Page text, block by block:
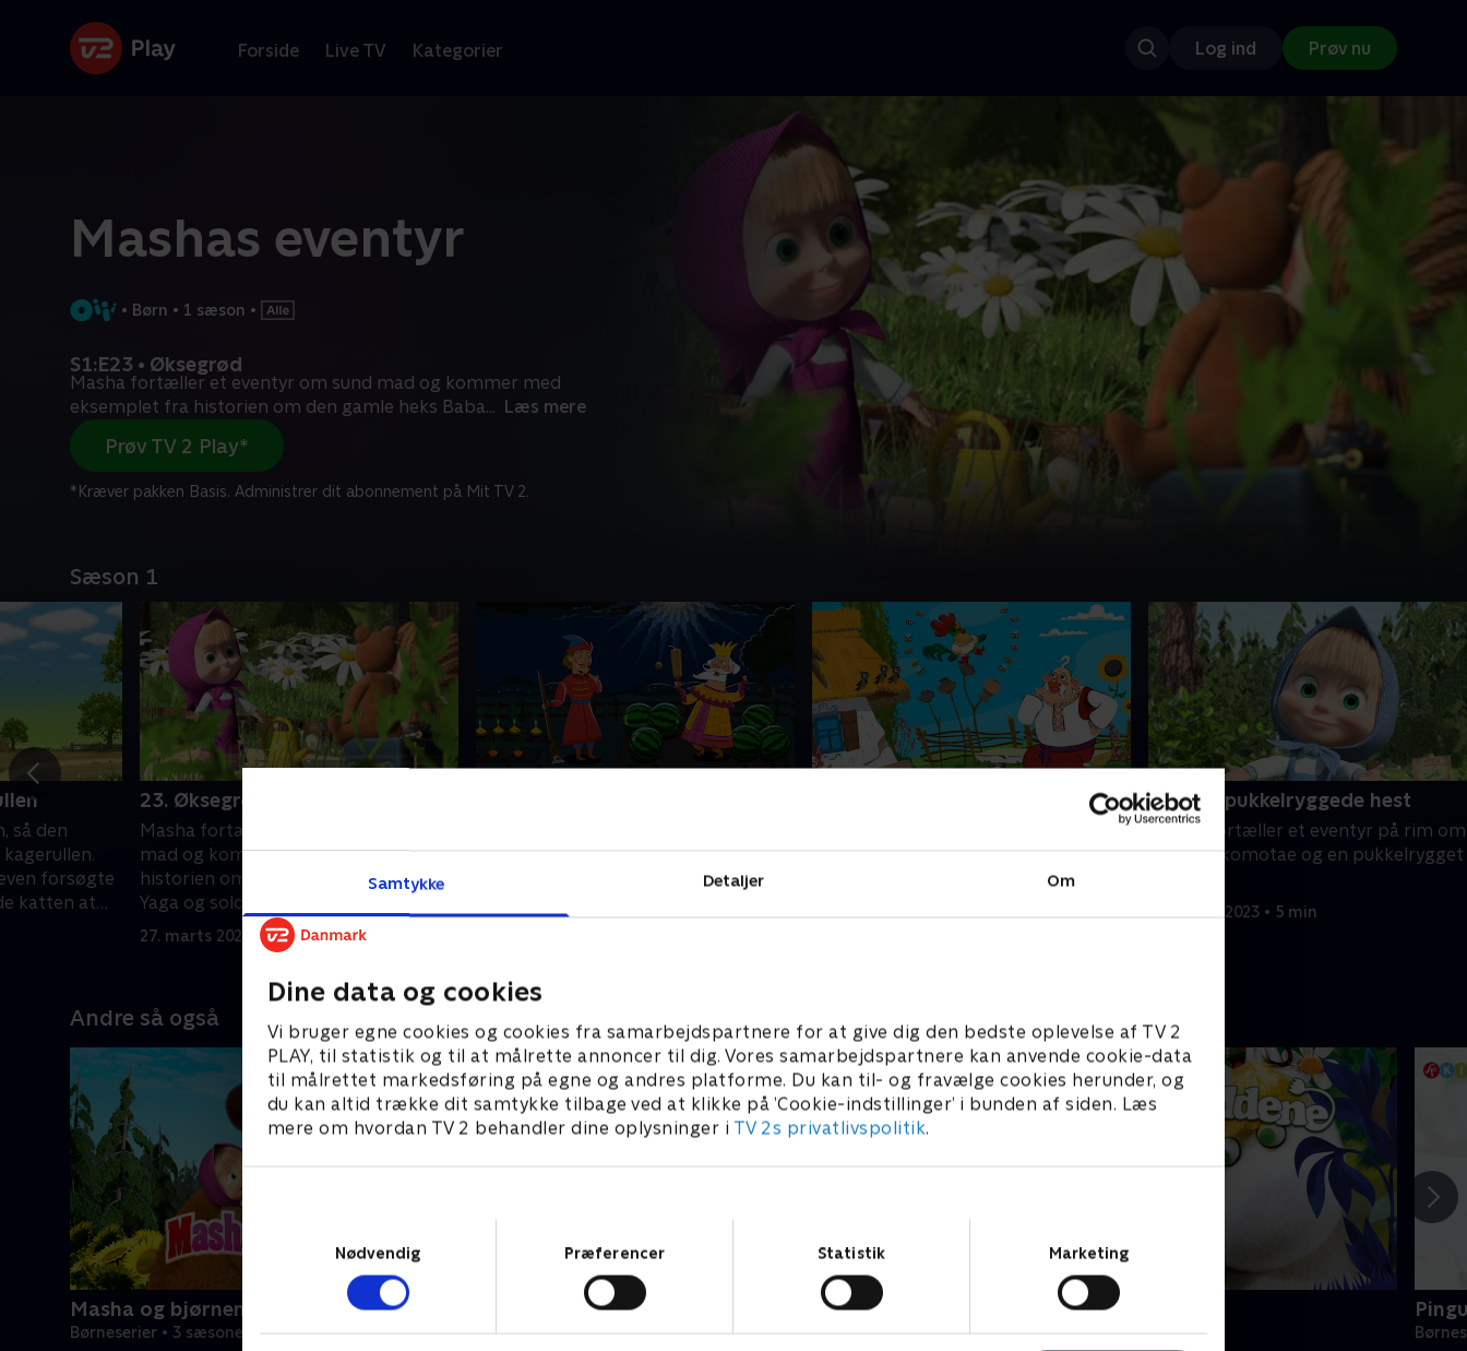
Samtykke Detaljer Om
Dine data og cookies
Vi bruger egne cookies og cookies fra samarbejdspartnere for at give dig den bedste oplevelse af TV 2
PLAY, til statistik og til at målrette annoncer til dig. Vores samarbejdspartnere kan anvende cookie-data
til målrettet markedsføring på egne og andres platforme. Du kan til- og fravælge cookies herunder, og
du kan altid trække dit samtykke tilbage ved at klikke på ’Cookie-indstillinger’ i bunden af siden. Læs
mere om hvordan TV 2 behandler dine oplysninger i TV 2s privatlivspolitik.
Nødvendig
Præferencer Statistik Marketing
Forside Live TV Kategorier Log ind Prøv nu
Mashas eventyr
• Børn • 1 sæson •
S1:E23 • Øksegrød
Masha fortæller et eventyr om sund mad og kommer med
eksemplet fra historien om den gamle heks Baba... Læs mere
Prøv TV 2 Play*
*Kræver pakken Basis. Administrer dit abonnement på Mit TV 2.
Sæson 1
så den
forsøgte
katten at
23. Øksegrød
Masha fortæller et eventyr om sund
mad og kommer med eksemplet fra
historien om den gamle heks Baba
Yaga og soldaten. Kender du den
historie?.
27. marts 2023 • 5 min
Yegor ud i skoven, men her møder
Der var engang en gammel mand, der
dag stiller en ond ged sig tæt ved den
26. Den pukkelryggede hest
Masha fortæller et eventyr på rim om
Ivan, Krokomotae og en pukkelrygget
27. marts 2023 • 5 min
Andre så også
Masha og bjørnen
Børneserier • 3 sæsoner
Mashas uhyggelige eventyr Mumitroldene
Børneserier • 1 sæsoner